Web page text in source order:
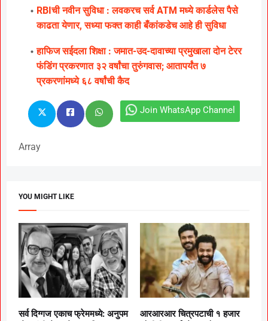
RBIची नवीन सुविधा : लवकरच सर्व ATM मध्ये कार्डलेस पैसे
काढता येणार, सध्या फक्त काही बँकांकडेच आहे ही सुविधा
हाफिज सईदला शिक्षा : जमात-उद-दावाच्या प्रमुखाला दोन टेरर
फंडिंग प्रकरणात ३२ वर्षांचा तुरुंगवास; आतापर्यंत ७
प्रकरणांमध्ये ६८ वर्षांची कैद
Join WhatsApp Channel
Array
YOU MIGHT LIKE
सर्व दिग्गज एकाच फ्रेममध्ये: अनुपम
आरआरआर चित्रपटाची १ हजार